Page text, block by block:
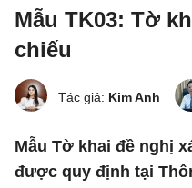
Mẫu TK03: Tờ
chiếu
Tác giả: Kim Anh
Mẫu Tờ khai đề nghị
được quy định tại